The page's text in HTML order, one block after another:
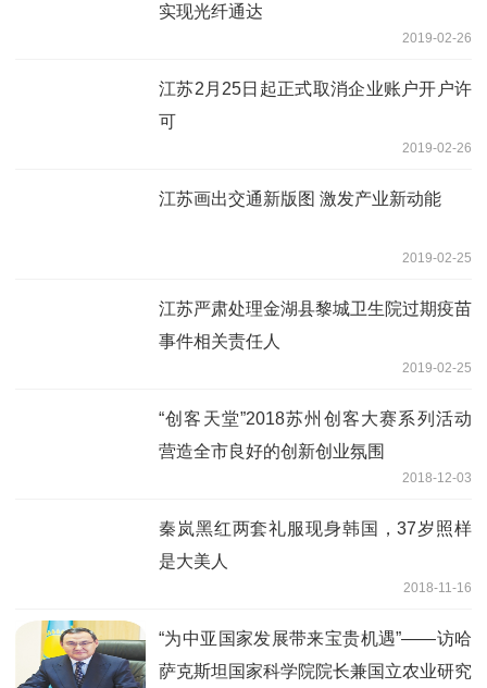
实现光纤通达
2019-02-26
江苏2月25日起正式取消企业账户开户许
可
2019-02-26
江苏画出交通新版图 激发产业新动能
2019-02-25
江苏严肃处理金湖县黎城卫生院过期疫苗
事件相关责任人
2019-02-25
“创客天堂”2018苏州创客大赛系列活动
营造全市良好的创新创业氛围
2018-12-03
秦岚黑红两套礼服现身韩国，37岁照样
是大美人
2018-11-16
“为中亚国家发展带来宝贵机遇”——访哈
萨克斯坦国家科学院院长兼国立农业研究